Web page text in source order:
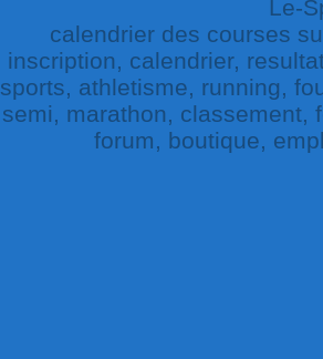
Le-
calendrier des courses
inscription, calendrier,
sports, athletisme, running,
semi, marathon, classement,
forum, boutique,